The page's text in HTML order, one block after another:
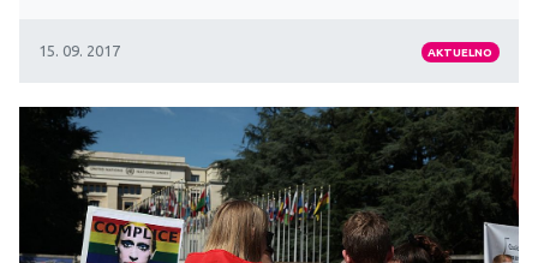
15. 09. 2017 AKTUELNO